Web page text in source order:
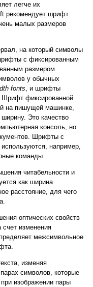
легче их
рекомендует шрифт
малых размеров
на который символы
с фиксированным
размером
у обычных
fonts, и шрифты
Шрифт фиксированной
на пишущей машинке,
Это качество
консоль, но
Шрифты с
например,
команды.
читабельности и
как ширина
расстояние, для чего
оптических свойств
изменения
межсимвольное
изменяя
символов, которые
изображении пары